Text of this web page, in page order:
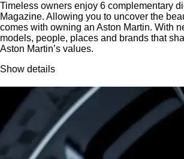
Timeless owners enjoy 6 complementary
Magazine. Allowing you to uncover the
comes with owning an Aston Martin. With
models, people, places and brands that
Aston Martin’s values.
Show details